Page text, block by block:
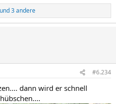
und 3 andere
#6.234
dann wird er schnell